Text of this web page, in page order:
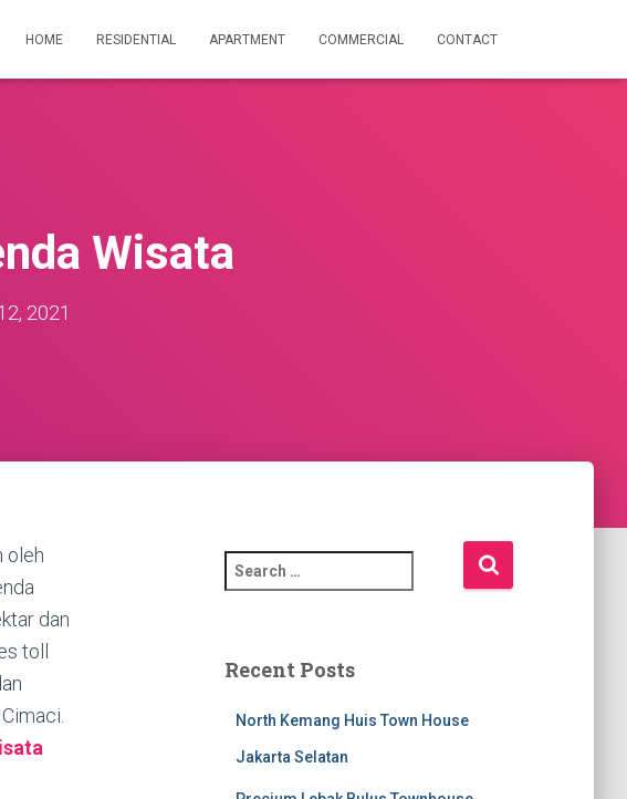
HOME RESIDENTIAL APARTMENT COMMERCIAL CONTACT
Wisata
2021
oleh
dan
toll
e
c
Recent Posts
North Kemang Huis Town House
Jakarta Selatan